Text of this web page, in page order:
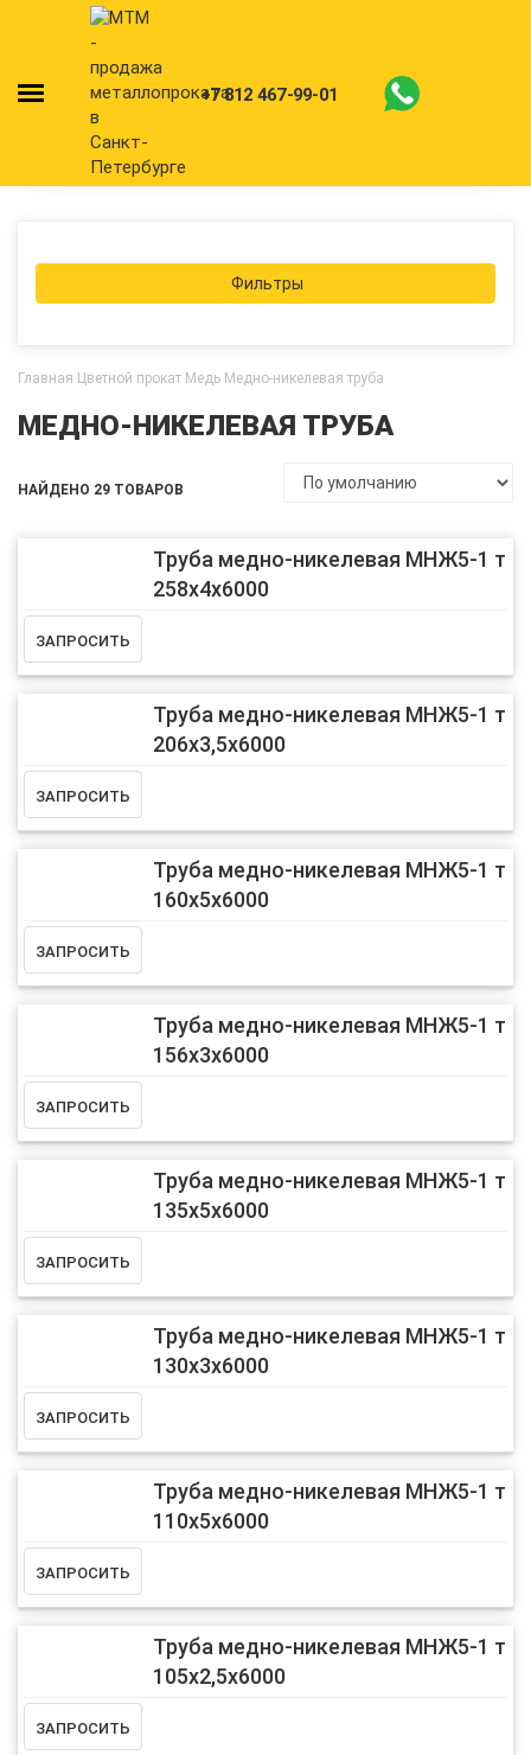
+7 812 467-99-01
Фильтры
Главная Цветной прокат Медь Медно-никелевая труба
МЕДНО-НИКЕЛЕВАЯ ТРУБА
НАЙДЕНО 29 ТОВАРОВ
Труба медно-никелевая МНЖ5-1 т
258х4х6000
Труба медно-никелевая МНЖ5-1 т
206х3,5х6000
Труба медно-никелевая МНЖ5-1 т
160х5х6000
Труба медно-никелевая МНЖ5-1 т
156х3х6000
Труба медно-никелевая МНЖ5-1 т
135х5х6000
Труба медно-никелевая МНЖ5-1 т
130х3х6000
Труба медно-никелевая МНЖ5-1 т
110х5х6000
Труба медно-никелевая МНЖ5-1 т
105х2,5х6000